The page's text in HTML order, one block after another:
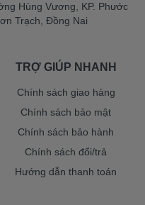
Hùng Vương, KP. Phước
Trạch, Đồng Nai
TRỢ GIÚP NHANH
Chính sách giao hàng
Chính sách bảo mật
Chính sách bảo hành
Chính sách đổi/trả
Hướng dẫn thanh toán